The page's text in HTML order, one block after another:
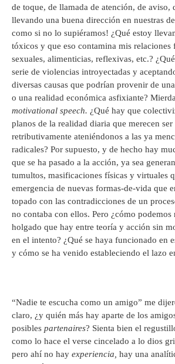
de toque, de llamada de atención, de aviso,
llevando una buena dirección en nuestras
como si no lo supiéramos! ¿Qué estoy
tóxicos y que eso contamina mis relaciones
sexuales, alimenticias, reflexivas, etc.?
serie de violencias introyectadas y
diversas causas que podrían provenir de
o una realidad económica asfixiante?
motivational speech. ¿Qué hay que
planos de la realidad diaria que merecen
retributivamente ateniéndonos a las ya
radicales? Por supuesto, y de hecho hay
que se ha pasado a la acción, ya sea
tumultos, masificaciones físicas y virtuales
emergencia de nuevas formas-de-vida que
topado con las contradicciones de un
no contaba con ellos. Pero ¿cómo podemos
holgado que hay entre teoría y acción sin
en el intento? ¿Qué se haya funcionado en
y cómo se ha venido estableciendo el lazo
“Nadie te escucha como un amigo” me
claro, ¿y quién más hay aparte de los
posibles partenaires? Sienta bien el
como lo hace el verse cincelado a lo dios
pero ahí no hay experiencia, hay una